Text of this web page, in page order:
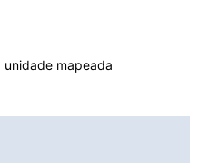
unidade mapeada